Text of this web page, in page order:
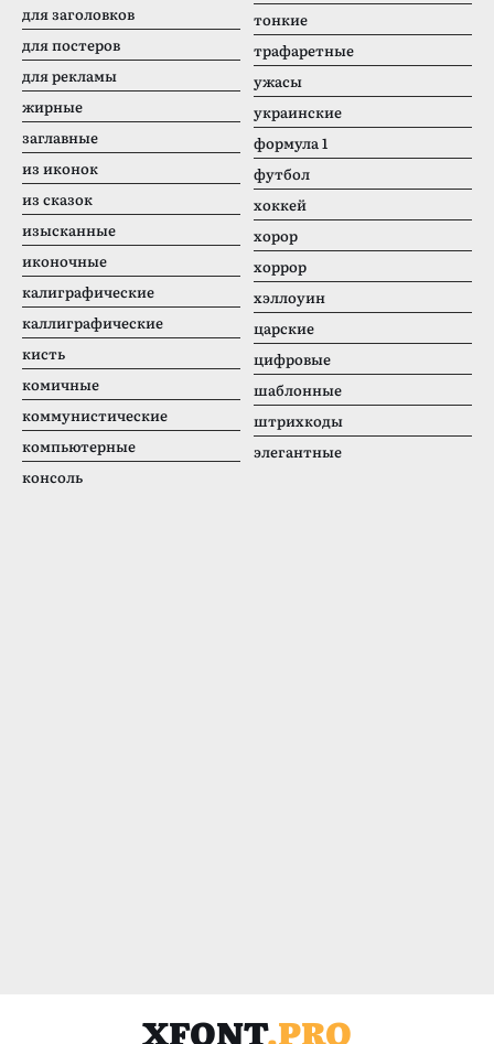
для заголовков
для постеров
для рекламы
жирные
заглавные
из иконок
из сказок
изысканные
иконочные
калиграфические
каллиграфические
кисть
комичные
коммунистические
компьютерные
консоль
тонкие
трафаретные
ужасы
украинские
формула 1
футбол
хоккей
хорор
хоррор
хэллоуин
царские
цифровые
шаблонные
штрихкоды
элегантные
XFONT.PRO